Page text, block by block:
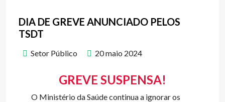
DIA DE GREVE ANUNCIADO PELOS
TSDT
Setor Público 20 maio 2024
GREVE SUSPENSA!
O Ministério da Saúde continua a ignorar os